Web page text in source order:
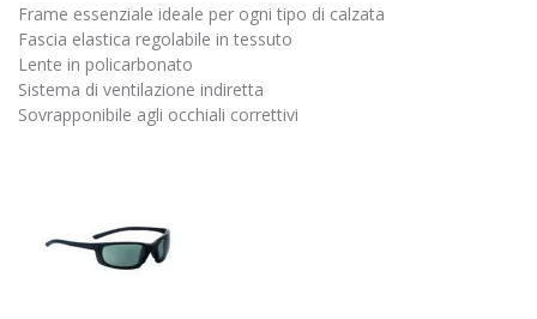
Frame essenziale ideale per ogni tipo di calzata
Fascia elastica regolabile in tessuto
Lente in policarbonato
Sistema di ventilazione indiretta
Sovrapponibile agli occhiali correttivi